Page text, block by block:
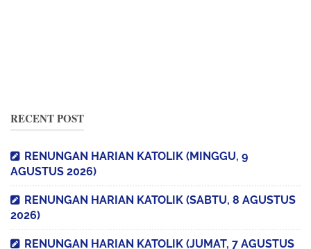
RECENT POST
RENUNGAN HARIAN KATOLIK (MINGGU, 9
AGUSTUS 2026)
RENUNGAN HARIAN KATOLIK (SABTU, 8 AGUSTUS
2026)
RENUNGAN HARIAN KATOLIK (JUMAT, 7 AGUSTUS